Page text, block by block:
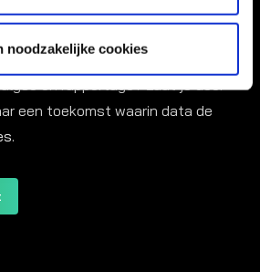
noodzakelijke cookies
maat
stap te zetten in op het
een toekomst waarin data de